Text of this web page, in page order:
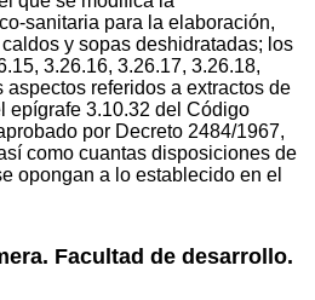
sanitaria para la elaboración,
y sopas deshidratadas; los
3.26.16, 3.26.17, 3.26.18,
aspectos referidos a extractos de
epígrafe 3.10.32 del Código
por Decreto 2484/1967,
como cuantas disposiciones de
opongan a lo establecido en el
Facultad de desarrollo.